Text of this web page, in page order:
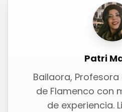
Patri
Bailaora,
de Flamenco con
de experiencia.